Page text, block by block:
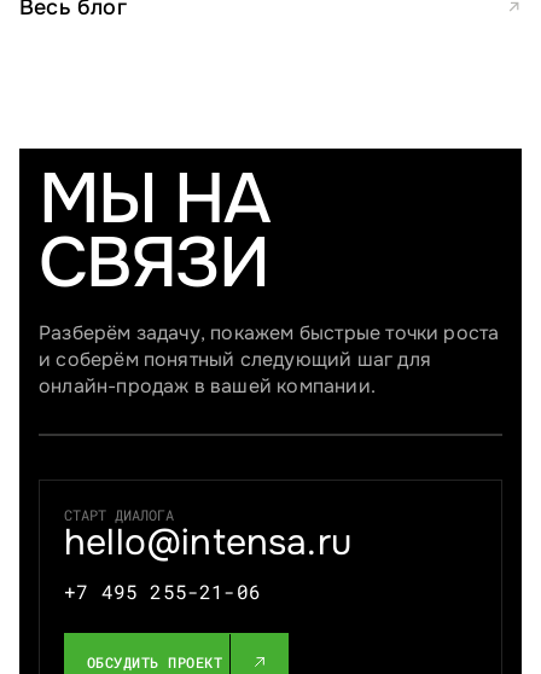
Весь блог ↗
МЫ НА
СВЯЗИ
Разберём задачу, покажем быстрые точки роста
и соберём понятный следующий шаг для
онлайн-продаж в вашей компании.
СТАРТ ДИАЛОГА
hello@intensa.ru
+7 495 255-21-06
ОБСУДИТЬ ПРОЕКТ